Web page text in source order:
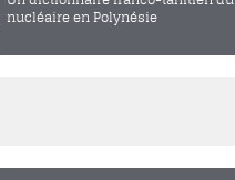
nucléaire en Polynésie